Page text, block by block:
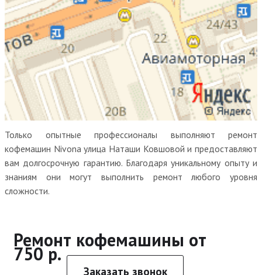
Только опытные профессионалы выполняют ремонт
кофемашин Nivona улица Наташи Ковшовой и предоставляют
вам долгосрочную гарантию. Благодаря уникальному опыту и
знаниям они могут выполнить ремонт любого уровня
сложности.
Ремонт кофемашины от
750 р.
Заказать звонок